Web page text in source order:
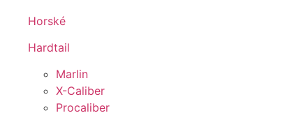
Horské
Hardtail
Marlin
X-Caliber
Procaliber